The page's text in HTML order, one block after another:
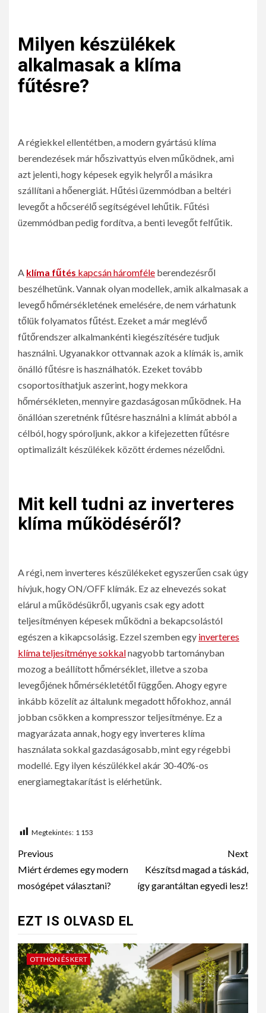
Milyen készülékek
alkalmasak a klíma
fűtésre?
A régiekkel ellentétben, a modern gyártású klíma
berendezések már hőszivattyús elven működnek, ami
azt jelenti, hogy képesek egyik helyről a másikra
szállítani a hőenergiát. Hűtési üzemmódban a beltéri
levegőt a hőcserélő segítségével lehűtik. Fűtési
üzemmódban pedig fordítva, a benti levegőt felfűtik.
A klíma fűtés kapcsán háromféle berendezésről
beszélhetünk. Vannak olyan modellek, amik alkalmasak a
levegő hőmérsékletének emelésére, de nem várhatunk
tőlük folyamatos fűtést. Ezeket a már meglévő
fűtőrendszer alkalmankénti kiegészítésére tudjuk
használni. Ugyanakkor ottvannak azok a klímák is, amik
önálló fűtésre is használhatók. Ezeket tovább
csoportosíthatjuk aszerint, hogy mekkora
hőmérsékleten, mennyire gazdaságosan működnek. Ha
önállóan szeretnénk fűtésre használni a klímát abból a
célból, hogy spóroljunk, akkor a kifejezetten fűtésre
optimalizált készülékek között érdemes nézelődni.
Mit kell tudni az inverteres
klíma működéséről?
A régi, nem inverteres készülékeket egyszerűen csak úgy
hívjuk, hogy ON/OFF klímák. Ez az elnevezés sokat
elárul a működésükről, ugyanis csak egy adott
teljesítményen képesek működni a bekapcsolástól
egészen a kikapcsolásig. Ezzel szemben egy inverteres
klíma teljesítménye sokkalnagyobb tartományban
mozog a beállított hőmérséklet, illetve a szoba
levegőjének hőmérsékletétől függően. Ahogy egyre
inkább közelít az általunk megadott hőfokhoz, annál
jobban csökken a kompresszor teljesítménye. Ez a
magyarázata annak, hogy egy inverteres klíma
használata sokkal gazdaságosabb, mint egy régebbi
modellé. Egy ilyen készülékkel akár 30-40%-os
energiamegtakarítást is elérhetünk.
Megtekintés: 1 153
Previous
Miért érdemes egy modern
mosógépet választani?
Next
Készítsd magad a táskád,
így garantáltan egyedi lesz!
EZT IS OLVASD EL
OTTHON ÉS KERT